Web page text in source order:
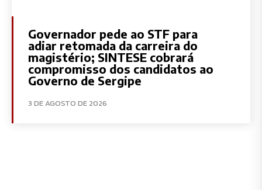
Governador pede ao STF para
adiar retomada da carreira do
magistério; SINTESE cobrará
compromisso dos candidatos ao
Governo de Sergipe
3 DE AGOSTO DE 2026